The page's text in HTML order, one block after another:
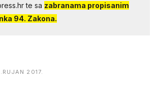
te sa zabranama propisanim
94. Zakona.
2017.